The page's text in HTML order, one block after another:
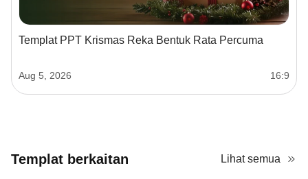
Templat PPT Krismas Reka Bentuk Rata Percuma
Aug 5, 2026 16:9
Templat berkaitan Lihat semua